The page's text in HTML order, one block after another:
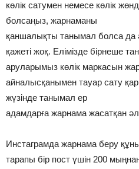
көлік сатумен немесе көлік
болсаңыз, жарнаманы
қаншалықты танымал болса да
қажеті жоқ. Елімізде бірнеше
аруларымыз көлік маркасын
айналысқанымен тауар сату
жүзінде танымал ер
адамдарға жарнама жасатқан
Инстаграмда жарнама беру
тарапы бір пост үшін 200